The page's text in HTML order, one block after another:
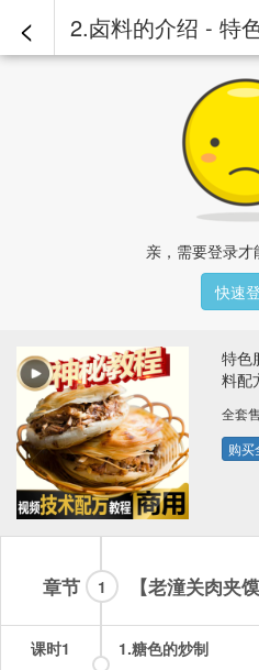
<
亲，需要登录才
快速
特色
料配
全套
购买
章节 【老潼关肉夹
1
课时1 1.糖色的炒制